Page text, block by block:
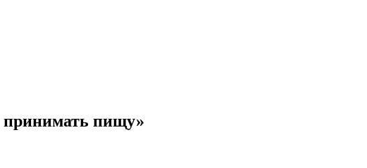
принимать пищу»